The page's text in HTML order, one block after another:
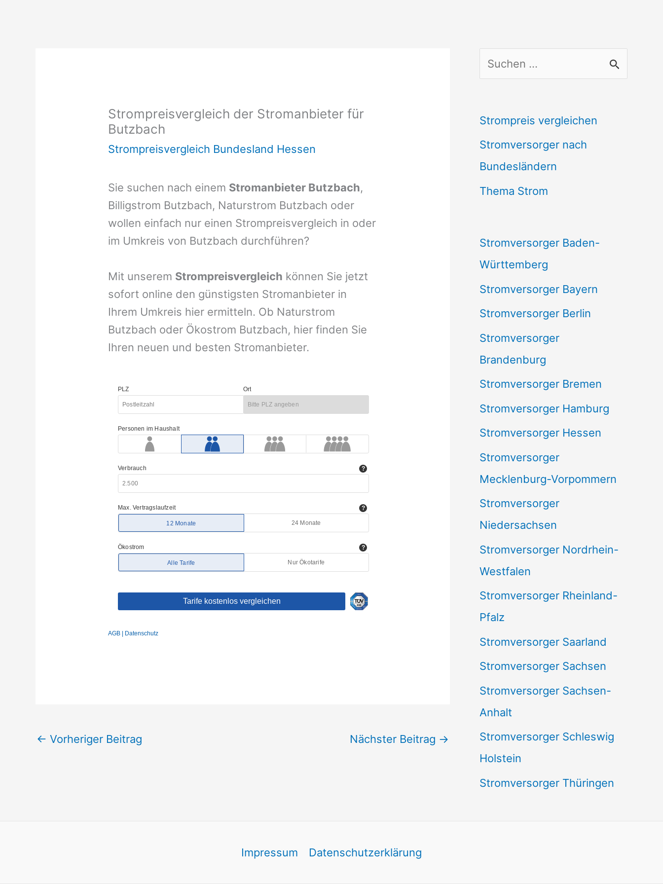
Strompreisvergleich der Stromanbieter für
Butzbach
Strompreisvergleich Bundesland Hessen
Sie suchen nach einem Stromanbieter Butzbach,
Billigstrom Butzbach, Naturstrom Butzbach oder
wollen einfach nur einen Strompreisvergleich in oder
im Umkreis von Butzbach durchführen?
Mit unserem Strompreisvergleich können Sie jetzt
sofort online den günstigsten Stromanbieter in
Ihrem Umkreis hier ermitteln. Ob Naturstrom
Butzbach oder Ökostrom Butzbach, hier finden Sie
Ihren neuen und besten Stromanbieter.
← Vorheriger Beitrag Nächster Beitrag →
u
h
e
n
n
Strompreis vergleichen
Stromversorger nach
Bundesländern
Thema Strom
Stromversorger Baden-
Württemberg
Stromversorger Bayern
Stromversorger Berlin
Stromversorger
Brandenburg
Stromversorger Bremen
Stromversorger Hamburg
Stromversorger Hessen
Stromversorger
Mecklenburg-Vorpommern
Stromversorger
Niedersachsen
Stromversorger Nordrhein-
Westfalen
Stromversorger Rheinland-
Pfalz
Stromversorger Saarland
Stromversorger Sachsen
Stromversorger Sachsen-
Anhalt
Stromversorger Schleswig
Holstein
Stromversorger Thüringen
Impressum Datenschutzerklärung